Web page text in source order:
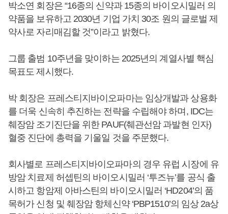
박소연 회장은 “16종의 신약과 15종의 바이오시밀러 의
약품을 보유하고 2030년 기업 가치 30조 원의 글로벌 제
약사로 자리매김할 것”이라고 밝혔다.
그룹 출범 10주년을 맞이하는 2025년의 계열사별 핵심
목표도 제시했다.
박 회장은 프레스티지바이오파마는 임상개발과 상용화
를 더욱 신속히 추진하는 전략을 수립해야 하며, IDC는
췌장암 조기진단을 위한 PAUF(췌관선암 과발현 인자)
혈중 진단에 총력을 기울일 것을 주문했다.
회사별로 프레스티지바이오파마의 경우 유럽 시장에 유
방암 치료제 허셉틴의 바이오시밀러 ‘투즈뉴’를 공식 출
시하고 항암제 아바스틴의 바이오시밀러 ‘HD204’의 품
목허가 신청 및 췌장암 항체신약 ‘PBP1510’의 임상 2a상